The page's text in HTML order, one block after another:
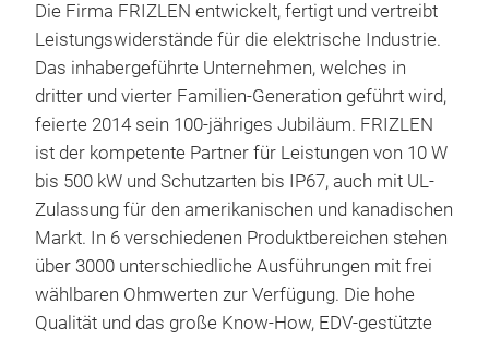
Die Firma FRIZLEN entwickelt, fertigt und vertreibt
Leistungswiderstände für die elektrische Industrie.
Das inhabergeführte Unternehmen, welches in
dritter und vierter Familien-Generation geführt wird,
feierte 2014 sein 100-jähriges Jubiläum. FRIZLEN
ist der kompetente Partner für Leistungen von 10 W
bis 500 kW und Schutzarten bis IP67, auch mit UL-
Zulassung für den amerikanischen und kanadischen
Markt. In 6 verschiedenen Produktbereichen stehen
über 3000 unterschiedliche Ausführungen mit frei
wählbaren Ohmwerten zur Verfügung. Die hohe
Qualität und das große Know-How, EDV-gestützte